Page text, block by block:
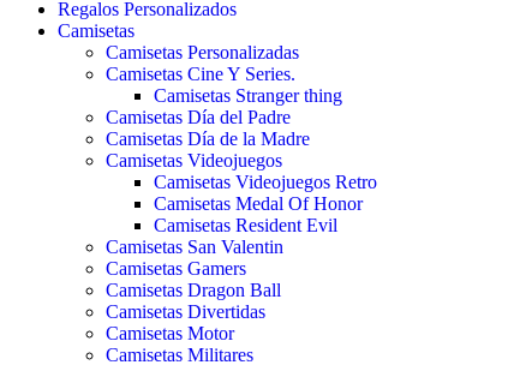
Regalos Personalizados
Camisetas
Camisetas Personalizadas
Camisetas Cine Y Series.
Camisetas Stranger thing
Camisetas Día del Padre
Camisetas Día de la Madre
Camisetas Videojuegos
Camisetas Videojuegos Retro
Camisetas Medal Of Honor
Camisetas Resident Evil
Camisetas San Valentin
Camisetas Gamers
Camisetas Dragon Ball
Camisetas Divertidas
Camisetas Motor
Camisetas Militares